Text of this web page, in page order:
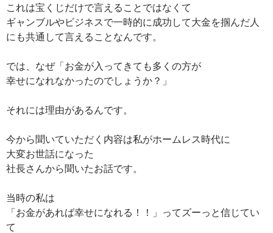
これは宝くじだけで言えることではなくて
ギャンブルやビジネスで一時的に成功して大金を掴んだ人
にも共通して言えることなんです。
では、なぜ「お金が入ってきても多くの方が
幸せになれなかったのでしょうか？」
それには理由があるんです。
今から聞いていただく内容は私がホームレス時代に
大変お世話になった
社長さんから聞いたお話です。
当時の私は
「お金があれば幸せになれる！！」ってズーっと信じてい
て